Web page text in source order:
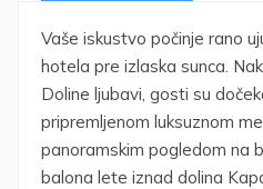
Vaše iskustvo počinje rano
hotela pre izlaska sunca.
Doline ljubavi, gosti su
pripremljenom luksuznom
panoramskim pogledom na
balona lete iznad dolina